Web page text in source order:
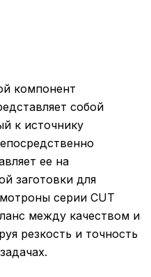
компонент
собой
к источнику
ее на
заготовки для
серии CUT
между качеством и
резкость и точность